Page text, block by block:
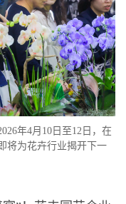
年4月10日至12日，在
将为花卉行业揭开下一